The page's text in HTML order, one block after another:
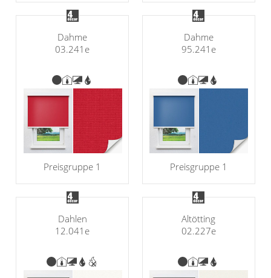
Dahme
03.241e
Preisgruppe 1
Dahme
95.241e
Preisgruppe 1
Dahlen
12.041e
Altötting
02.227e